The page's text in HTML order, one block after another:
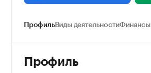
ПрофильВиды деятельностиФинансы
Профиль